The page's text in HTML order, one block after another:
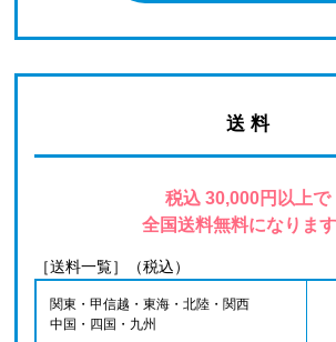
送 料
税込 30,000円以上で
全国送料無料になります
［送料一覧］（税込）
関東・甲信越・東海・北陸・関西
中国・四国・九州